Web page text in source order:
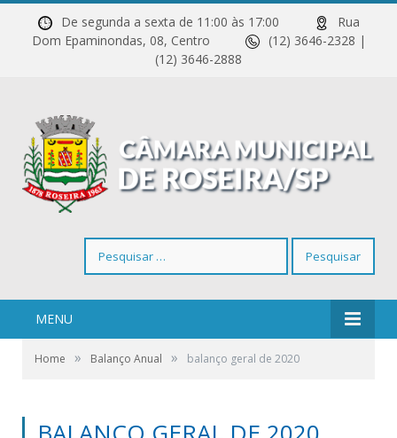
De segunda a sexta de 11:00 às 17:00
Rua
Dom Epaminondas, 08, Centro
(12) 3646-2328 |
(12) 3646-2888
por:
MENU
Home » Balanço Anual » balanço geral de 2020